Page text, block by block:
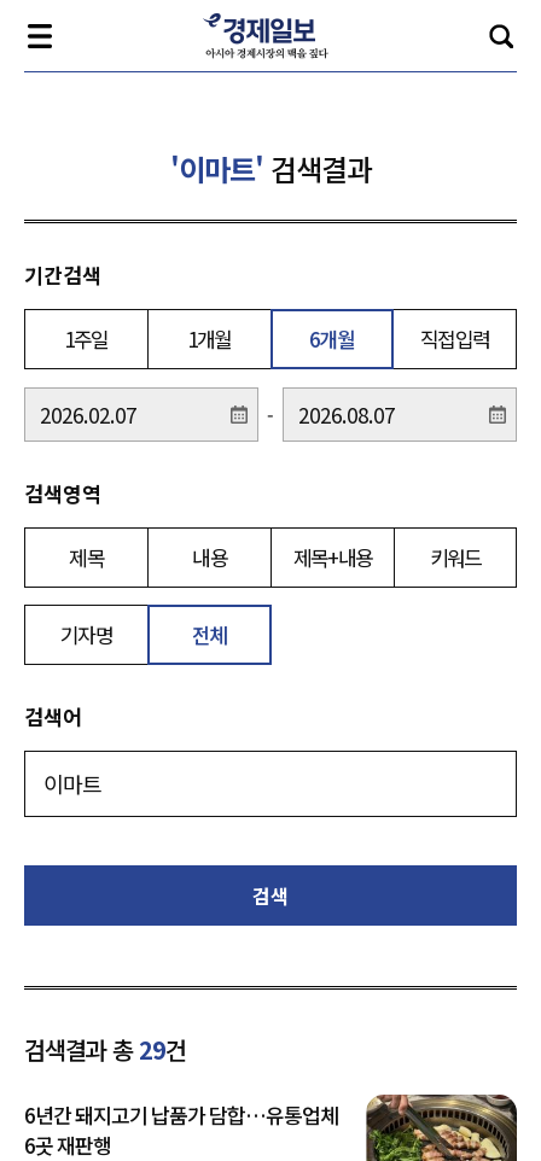
'이마트' 검색결과
기간검색
1주일 1개월 6개월 직접입력
-
검색영역
제목 내용 제목+내용 키워드
기자명 전체
검색어
검색
검색결과 총29건
6년간 돼지고기 납품가 담합…유통업체
6곳 재판행